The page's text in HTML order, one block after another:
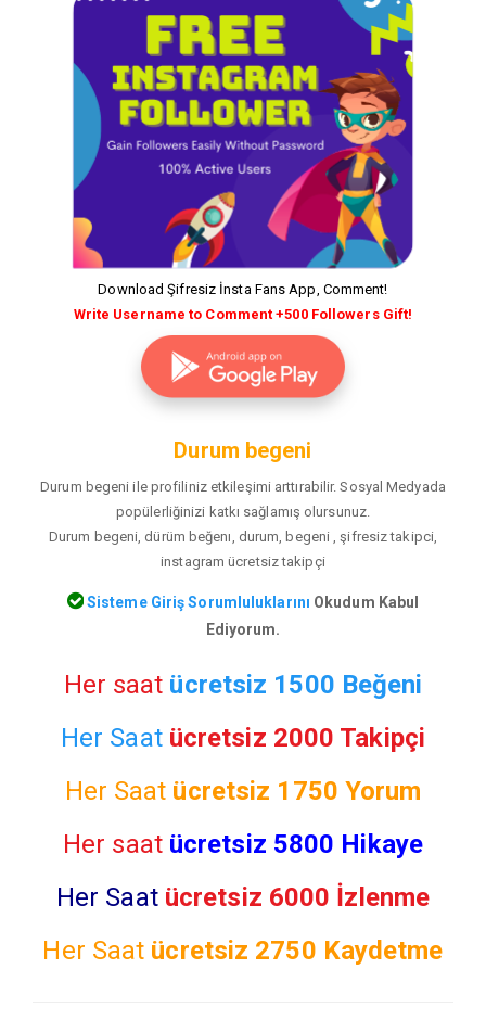
Download Şifresiz İnsta Fans App, Comment!
Write Username to Comment +500 Followers Gift!
Durum begeni
Durum begeni ile profiliniz etkileşimi arttırabilir. Sosyal Medyada
popülerliğinizi katkı sağlamış olursunuz.
Durum begeni, dürüm beğenı, durum, begeni , şifresiz takipci,
instagram ücretsiz takipçi
Sisteme Giriş Sorumluluklarını Okudum Kabul
Ediyorum.
Her saat ücretsiz 1500 Beğeni
Her Saat ücretsiz 2000 Takipçi
Her Saat ücretsiz 1750 Yorum
Her saat ücretsiz 5800 Hikaye
Her Saat ücretsiz 6000 İzlenme
Her Saat ücretsiz 2750 Kaydetme